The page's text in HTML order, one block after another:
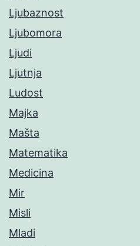
Ljubaznost
Ljubomora
Ljudi
Ljutnja
Ludost
Majka
Mašta
Matematika
Medicina
Mir
Misli
Mladi